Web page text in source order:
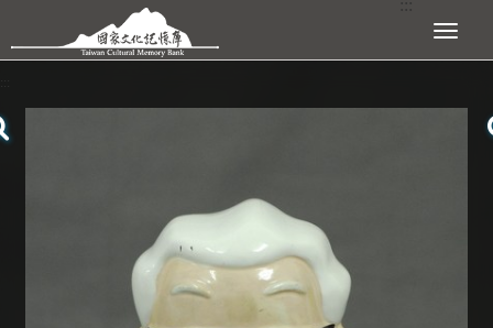
跳到主要內容區塊 展開選單
查